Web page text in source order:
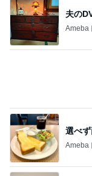
夫の
Ameba
旦那
Ameba